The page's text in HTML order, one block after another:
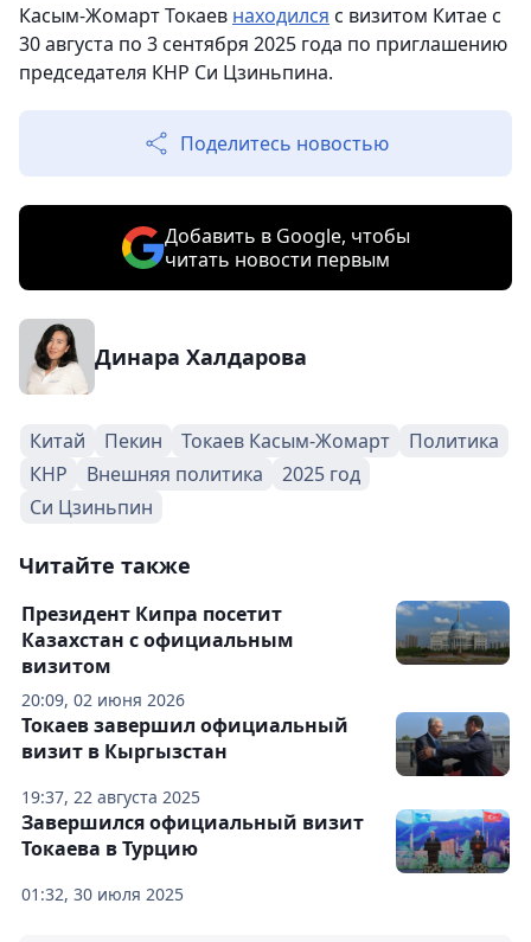
Касым-Жомарт Токаев находился с визитом Китае с
30 августа по 3 сентября 2025 года по приглашению
председателя КНР Си Цзиньпина.
Поделитесь новостью
Добавить в Google, чтобы
читать новости первым
Динара Халдарова
Китай Пекин Токаев Касым-Жомарт
Политика
КНР
Внешняя политика
2025 год
Си Цзиньпин
Читайте также
20:09, 02 июня 2026
Президент Кипра посетит
Казахстан с официальным
визитом
19:37, 22 августа 2025
Токаев завершил официальный
визит в Кыргызстан
01:32, 30 июля 2025
Завершился официальный визит
Токаева в Турцию